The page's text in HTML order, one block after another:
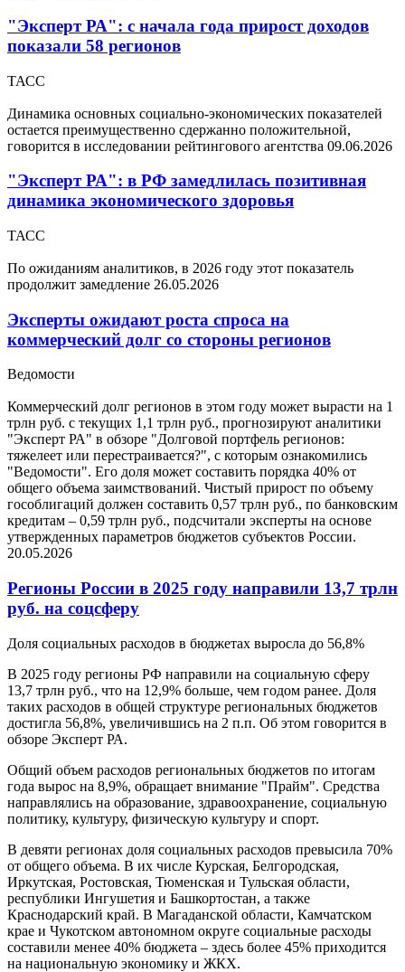
"Эксперт РА": с начала года прирост доходов
показали 58 регионов
ТАСС
Динамика основных социально-экономических показателей
остается преимущественно сдержанно положительной,
говорится в исследовании рейтингового агентства 09.06.2026
"Эксперт РА": в РФ замедлилась позитивная
динамика экономического здоровья
ТАСС
По ожиданиям аналитиков, в 2026 году этот показатель
продолжит замедление 26.05.2026
Эксперты ожидают роста спроса на
коммерческий долг со стороны регионов
Ведомости
Коммерческий долг регионов в этом году может вырасти на 1
трлн руб. с текущих 1,1 трлн руб., прогнозируют аналитики
"Эксперт РА" в обзоре "Долговой портфель регионов:
тяжелеет или перестраивается?", с которым ознакомились
"Ведомости". Его доля может составить порядка 40% от
общего объема заимствований. Чистый прирост по объему
гособлигаций должен составить 0,57 трлн руб., по банковским
кредитам – 0,59 трлн руб., подсчитали эксперты на основе
утвержденных параметров бюджетов субъектов России.
20.05.2026
Регионы России в 2025 году направили 13,7 трлн
руб. на соцсферу
Доля социальных расходов в бюджетах выросла до 56,8%
В 2025 году регионы РФ направили на социальную сферу
13,7 трлн руб., что на 12,9% больше, чем годом ранее. Доля
таких расходов в общей структуре региональных бюджетов
достигла 56,8%, увеличившись на 2 п.п. Об этом говорится в
обзоре Эксперт РА.
Общий объем расходов региональных бюджетов по итогам
года вырос на 8,9%, обращает внимание "Прайм". Средства
направлялись на образование, здравоохранение, социальную
политику, культуру, физическую культуру и спорт.
В девяти регионах доля социальных расходов превысила 70%
от общего объема. В их числе Курская, Белгородская,
Иркутская, Ростовская, Тюменская и Тульская области,
республики Ингушетия и Башкортостан, а также
Краснодарский край. В Магаданской области, Камчатском
крае и Чукотском автономном округе социальные расходы
составили менее 40% бюджета – здесь более 45% приходится
на национальную экономику и ЖКХ.